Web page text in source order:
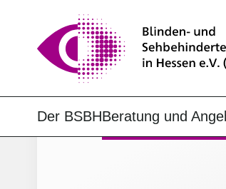
Der BSBHBeratung und